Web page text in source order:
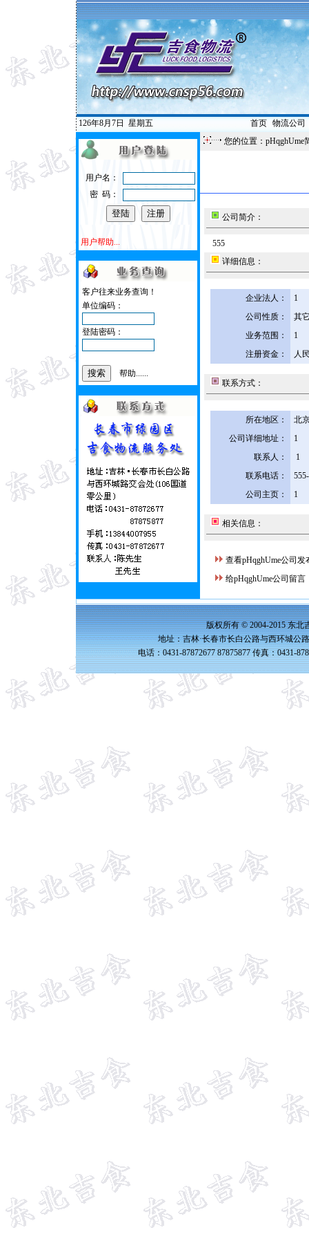
126年8月7日 星期五 首页| 物流公司
用户名：
密 码：
用户帮助...
客户往来业务查询！
单位编码：
登陆密码：
帮助......
您的位置：pHqghUme
公司简介：
555
详细信息：
企业法人：
1
公司性质：
其
业务范围：
1
注册资金：
人
联系方式：
所在地区：
北
公司详细地址：
1
联系人：
1
联系电话：
公司主页：
1
相关信息：
查看pHqghUme公司发
给pHqghUme公司留言
版权所有 © 2004-2015 东北
地址：吉林·长春市长白公路与西环城公
电话：0431-87872677 87875877 传真：0431-